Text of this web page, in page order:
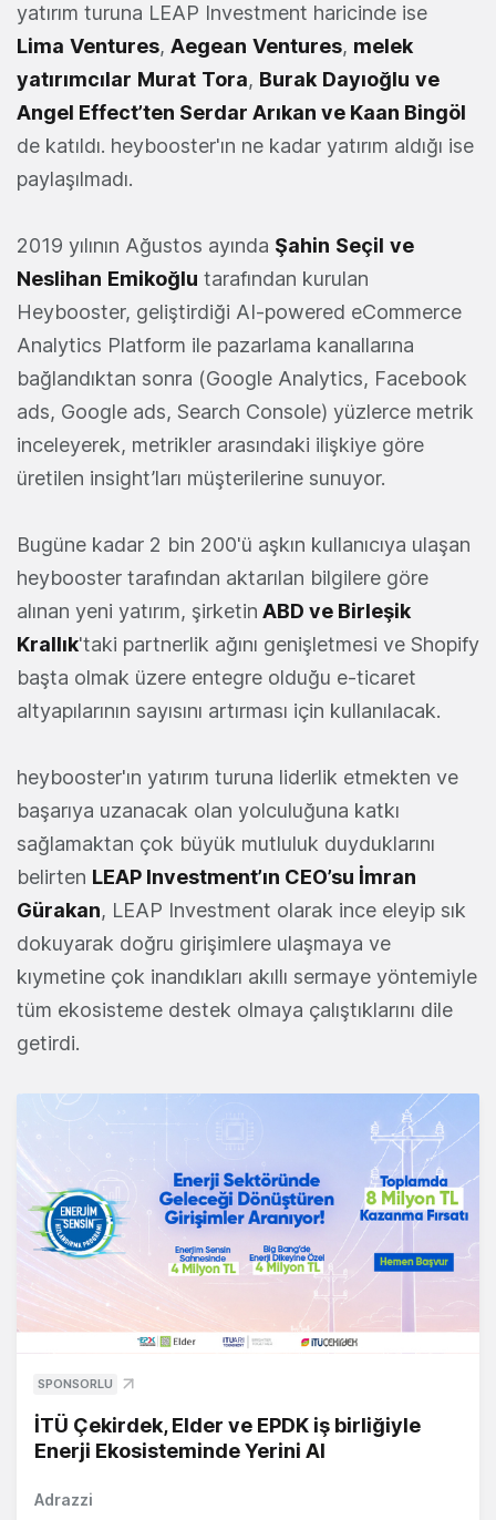
yatırım turuna LEAP Investment haricinde ise
Lima Ventures, Aegean Ventures, melek
yatırımcılar Murat Tora, Burak Dayıoğlu ve
Angel Effect’ten Serdar Arıkan ve Kaan Bingöl
de katıldı. heybooster'ın ne kadar yatırım aldığı ise
paylaşılmadı.
2019 yılının Ağustos ayında Şahin Seçil ve
Neslihan Emikoğlu tarafından kurulan
Heybooster, geliştirdiği AI-powered eCommerce
Analytics Platform ile pazarlama kanallarına
bağlandıktan sonra (Google Analytics, Facebook
ads, Google ads, Search Console) yüzlerce metrik
inceleyerek, metrikler arasındaki ilişkiye göre
üretilen insight’ları müşterilerine sunuyor.
Bugüne kadar 2 bin 200'ü aşkın kullanıcıya ulaşan
heybooster tarafından aktarılan bilgilere göre
alınan yeni yatırım, şirketin ABD ve Birleşik
Krallık'taki partnerlik ağını genişletmesi ve Shopify
başta olmak üzere entegre olduğu e-ticaret
altyapılarının sayısını artırması için kullanılacak.
heybooster'ın yatırım turuna liderlik etmekten ve
başarıya uzanacak olan yolculuğuna katkı
sağlamaktan çok büyük mutluluk duyduklarını
belirten LEAP Investment’ın CEO’su İmran
Gürakan, LEAP Investment olarak ince eleyip sık
dokuyarak doğru girişimlere ulaşmaya ve
kıymetine çok inandıkları akıllı sermaye yöntemiyle
tüm ekosisteme destek olmaya çalıştıklarını dile
getirdi.
SPONSORLU
İTÜ Çekirdek, Elder ve EPDK iş birliğiyle
Enerji Ekosisteminde Yerini Al
Adrazzi